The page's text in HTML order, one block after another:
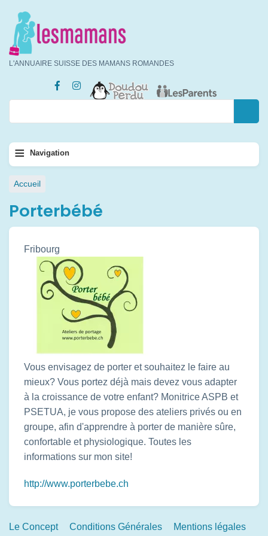
contenu
principal
L'ANNUAIRE SUISSE DES MAMANS ROMANDES
Rechercher
Navigation
principale
≡ Navigation
Fil
d'Ariane
Accueil
Porterbébé
Fribourg
Vous envisagez de porter et souhaitez le faire au
mieux? Vous portez déjà mais devez vous adapter
à la croissance de votre enfant? Monitrice ASPB et
PSETUA, je vous propose des ateliers privés ou en
groupe, afin d'apprendre à porter de manière sûre,
confortable et physiologique. Toutes les
informations sur mon site!
http://www.porterbebe.ch
Footer
Le Concept Conditions Générales Mentions légales